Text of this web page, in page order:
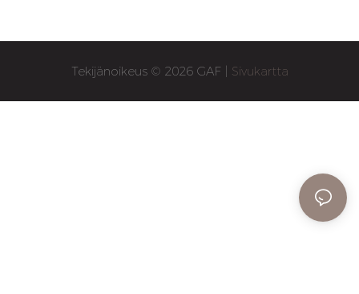
Tekijänoikeus © 2026 GAF | Sivukartta